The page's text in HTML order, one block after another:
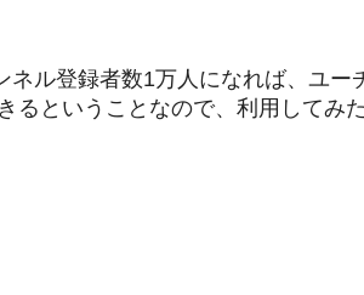
ル登録者数1万人になれば、ユー
ということなので、利用してみた